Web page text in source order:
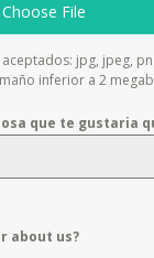
Choose File
jpg, jpeg,
inferior a 2
que te gustaria
about us?